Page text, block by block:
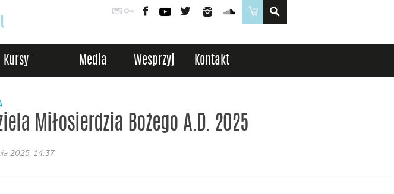
PocztaLogowanie
FacebookYouTubeTwitter InstagramSoundCloud
Sklep
Kursy Media Wesprzyj Kontakt
Miłosierdzia Bożego A.D. 2025
2025, 14:37